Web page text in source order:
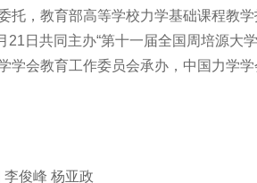
托，教育部高等学校力学基础课程教
21日共同主办“第十一届全国周培源大
学会教育工作委员会承办，中国力学
俊峰 杨亚政